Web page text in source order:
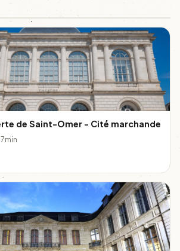
de Saint-Omer - Cité marchande